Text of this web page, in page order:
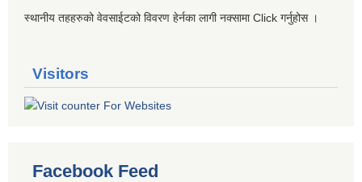
स्थानीय तहहरुको वेवसाईटको विवरण हेर्नका लागी नक्सामा Click गर्नुहोस ।
Visitors
Facebook Feed